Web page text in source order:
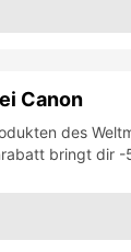
Canon
des
bringt dir -